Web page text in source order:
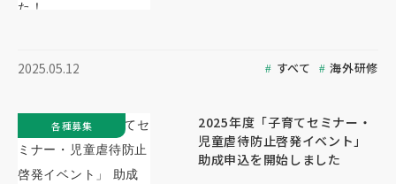
2025.05.12 すべて 海外研修
2025年度「子育てセミナー・
児童虐待防止啓発イベント」
助成申込を開始しました
各種募集